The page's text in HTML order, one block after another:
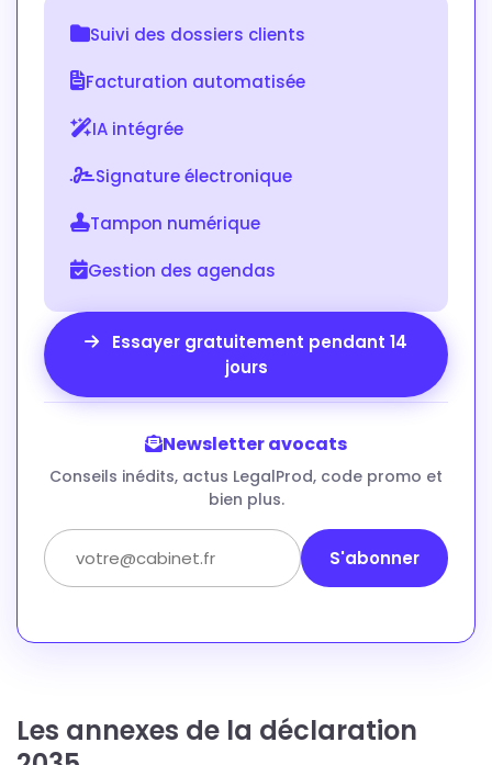
Suivi des dossiers clients
Facturation automatisée
IA intégrée
Signature électronique
Tampon numérique
Gestion des agendas
Essayer gratuitement pendant 14
jours
Newsletter avocats
Conseils inédits, actus LegalProd, code promo et
bien plus.
S'abonner
Les annexes de la déclaration